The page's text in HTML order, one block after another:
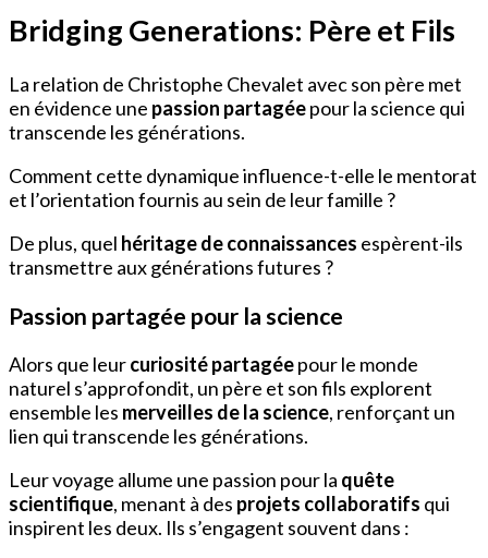
Bridging Generations: Père et Fils
La relation de Christophe Chevalet avec son père met
en évidence une passion partagéepour la science qui
transcende les générations.
Comment cette dynamique influence-t-elle le mentorat
et l’orientation fournis au sein de leur famille ?
De plus, quel héritage de connaissances espèrent-ils
transmettre aux générations futures ?
Passion partagée pour la science
Alors que leurcuriosité partagéepour le monde
naturel s’approfondit, un père et son fils explorent
ensemble les merveilles de la science, renforçant un
lien qui transcende les générations.
Leur voyage allume une passion pour la quête
scientifique, menant à des projets collaboratifs qui
inspirent les deux. Ils s’engagent souvent dans :